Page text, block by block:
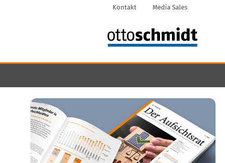
Kontakt Media Sales